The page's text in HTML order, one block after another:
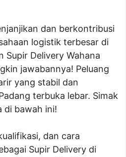
dan berkontribusi
logistik terbesar di
Supir Delivery Wahana
jawabannya! Peluang
yang stabil dan
terbuka lebar. Simak
di bawah ini!
dan cara
Supir Delivery di